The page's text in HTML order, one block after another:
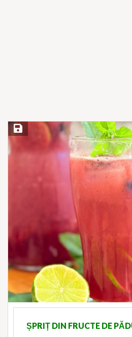
Save Recipe
ȘPRIȚ DIN FRUCTE DE